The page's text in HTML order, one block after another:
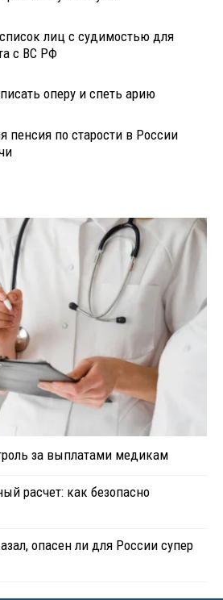
лиц с судимостью для
с ВС РФ
оперу и спеть арию
пенсия по старости в России
за выплатами медикам
расчет: как безопасно
опасен ли для России супер